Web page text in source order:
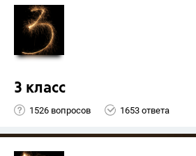
3 класс
1526 вопросов 1653 ответа